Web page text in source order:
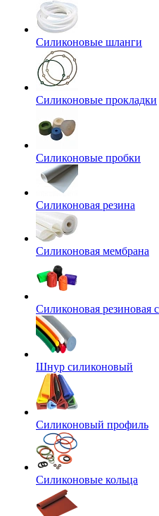
Силиконовые шланги
Силиконовые прокладки
Силиконовые пробки
Силиконовая резина
Силиконовая мембрана
Силиконовая резиновая
Шнур силиконовый
Силиконовый профиль
Силиконовые кольца